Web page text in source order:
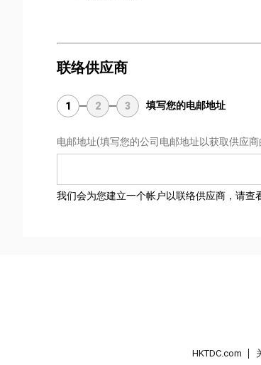
联络供应商
1 2 3 填写您的电邮地址
电邮地址(填写您的公司电邮地址以获取供应
我们会为您建立一个帐户以联络供应商，请查
HKTDC.com